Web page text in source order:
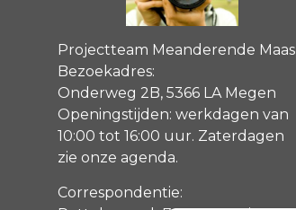
Projectteam Meanderende Maas
Bezoekadres:
Onderweg 2B, 5366 LA Megen
Openingstijden: werkdagen van
10:00 tot 16:00 uur. Zaterdagen
zie onze agenda.
Correspondentie: